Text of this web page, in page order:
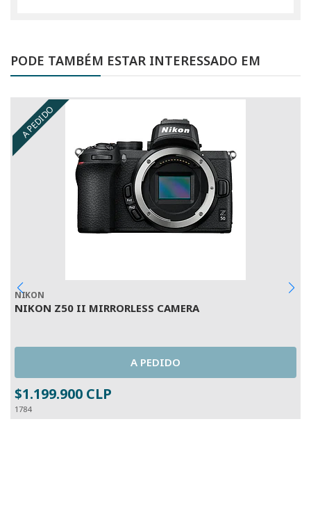
PODE TAMBÉM ESTAR INTERESSADO EM
A PEDIDO
NIKON
NIKON Z50 II MIRRORLESS CAMERA
A PEDIDO
$1.199.900 CLP
1784